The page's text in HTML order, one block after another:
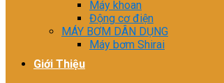
Máy khoan
Động cơ điện
MÁY BƠM DÂN DỤNG
Máy bơm Shirai
Giới Thiệu